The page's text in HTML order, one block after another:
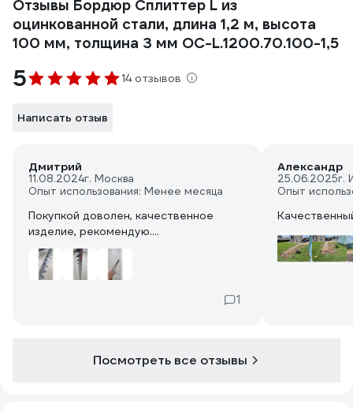
Отзывы Бордюр Сплиттер L из
оцинкованной стали, длина 1,2 м, высота
100 мм, толщина 3 мм ОС-L.1200.70.100-1,5
5 14 отзывов
Написать отзыв
Дмитрий
11.08.2024г. Москва
Опыт использования: Менее месяца
Покупкой доволен, качественное
изделие, рекомендую....
1
Александр
25.06.2025г.
Опыт
Посмотреть все отзывы